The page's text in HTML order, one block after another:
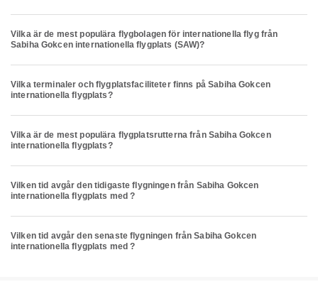
Vilka är de mest populära flygbolagen för internationella flyg från
Sabiha Gokcen internationella flygplats (SAW)?
Vilka terminaler och flygplatsfaciliteter finns på Sabiha Gokcen
internationella flygplats?
Vilka är de mest populära flygplatsrutterna från Sabiha Gokcen
internationella flygplats?
Vilken tid avgår den tidigaste flygningen från Sabiha Gokcen
internationella flygplats med ?
Vilken tid avgår den senaste flygningen från Sabiha Gokcen
internationella flygplats med ?